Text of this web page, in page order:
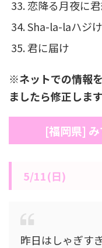
恋降る月夜に
Sha-la-laハジ
君に届け
※ネットでの情報
ましたら修正しま
[福岡県]
5/11(日)
昨日はしゃぎす